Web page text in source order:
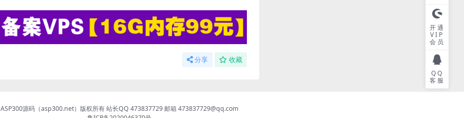
分享 收藏
ASP300源码（asp300.net）版权所有 站长QQ 473837729 邮箱 473837729@qq.com
开通
VIP
会员
QQ
客服